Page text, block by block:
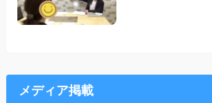
メディア掲載